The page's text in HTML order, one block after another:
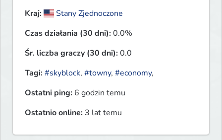
Kraj:
Stany Zjednoczone
Czas działania (30 dni):0.0%
Śr. liczba graczy (30 dni):0.0
Tagi:#skyblock, #towny, #economy,
Ostatni ping: 6 godzin temu
Ostatnio online: 3 lat temu